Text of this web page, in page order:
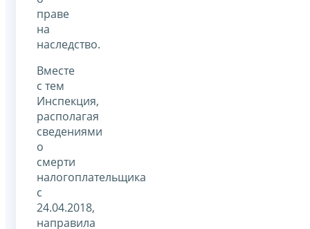
праве
на
наследство.
Вместе
с тем
Инспекция,
располагая
сведениями
о
смерти
налогоплательщика
с
24.04.2018,
направила